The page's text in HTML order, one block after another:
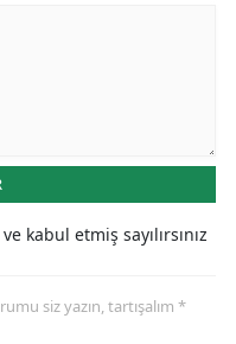
kabul etmiş sayılırsınız
siz yazın, tartışalım *